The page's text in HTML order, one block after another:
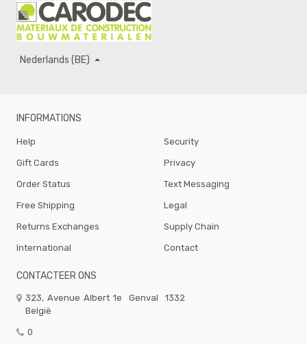
Nederlands (BE)
INFORMATIONS
Help
Gift Cards
Order Status
Free Shipping
Returns Exchanges
International
Security
Privacy
Text Messaging
Legal
Supply Chain
Contact
CONTACTEER ONS
323, Avenue Albert 1e Genval
1332
België
0